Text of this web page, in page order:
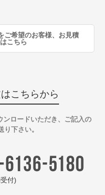
ご希望のお客様、お見積
こちら
こちらから
ンロードいただき、ご記入の
り下さい。
付)